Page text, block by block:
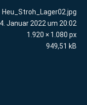
Heu_Stroh_Lager02.jpg
Januar 2022 um 20:02
1.920 × 1.080 px
949,51 kB